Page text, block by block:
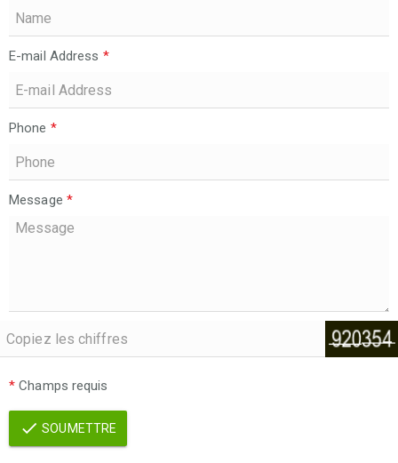
E-mail Address *
Phone *
Message *
* Champs requis
SOUMETTRE